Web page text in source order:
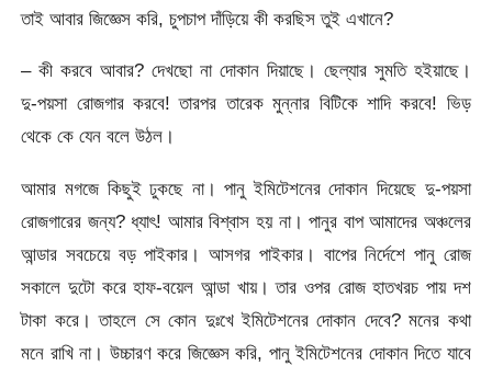
তাই আবার জিজ্ঞেস করি, চুপচাপ দাঁড়িয়ে কী করছিস তুই এখানে?
– কী করবে আবার? দেখছো না দোকান দিয়াছে। ছেল্যার সুমতি হইয়াছে।
দু-পয়সা রোজগার করবে! তারপর তারেক মুন্নার বিটিকে শাদি করবে! ভিড়
থেকে কে যেন বলে উঠল।
আমার মগজে কিছুই ঢুকছে না। পানু ইমিটেশনের দোকান দিয়েছে দু-পয়সা
রোজগারের জন্য? ধ্যাৎ! আমার বিশ্বাস হয় না। পানুর বাপ আমাদের অঞ্চলের
আন্ডার সবচেয়ে বড় পাইকার। আসগর পাইকার। বাপের নির্দেশে পানু রোজ
সকালে দুটো করে হাফ-বয়েল আন্ডা খায়। তার ওপর রোজ হাতখরচ পায় দশ
টাকা করে। তাহলে সে কোন দুঃখে ইমিটেশনের দোকান দেবে? মনের কথা
মনে রাখি না। উচ্চারণ করে জিজ্ঞেস করি, পানু ইমিটেশনের দোকান দিতে যাবে